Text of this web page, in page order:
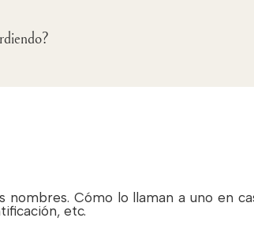
nombres. Cómo lo llaman a uno en
etc.